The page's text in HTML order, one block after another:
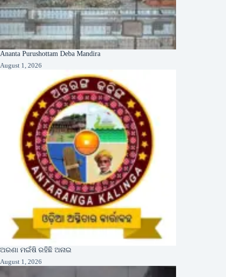
Ananta Purushottam Deba Mandira
August 1, 2026
ଅରଣା ମଇଁଷି ରହିଛି ଅନାଇ
August 1, 2026